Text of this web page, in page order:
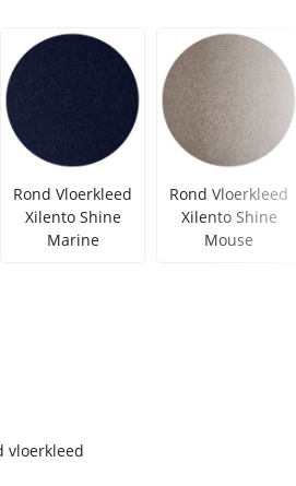
Rond Vloerkleed
Xilento Shine
Marine
Rond Vloerkleed
Xilento Shine
Mouse
vloerkleed